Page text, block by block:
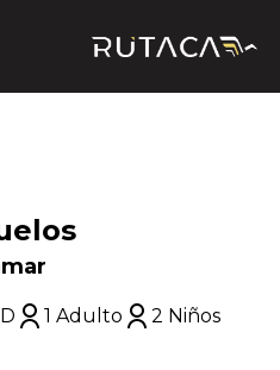
1 Adulto
2 Niños